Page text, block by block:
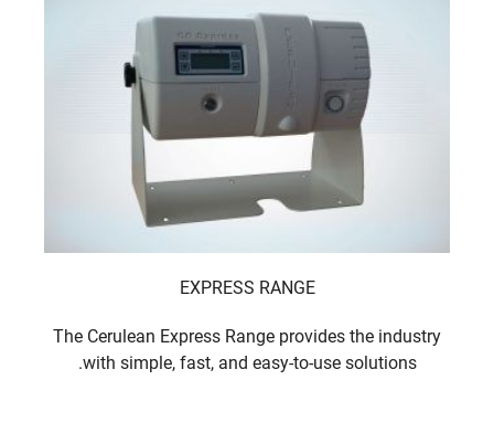
EXPRESS RANGE
The Cerulean Express Range provides the industry
with simple, fast, and easy-to-use solutions.